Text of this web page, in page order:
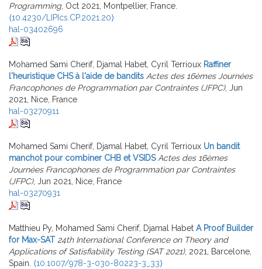
Programming, Oct 2021, Montpellier, France.
⟨10.4230/LIPIcs.CP.2021.20⟩
hal-03402696
Mohamed Sami Cherif, Djamal Habet, Cyril Terrioux Raffiner
l'heuristique CHS à l'aide de bandits Actes des 16èmes Journées
Francophones de Programmation par Contraintes (JFPC), Jun
2021, Nice, France
hal-03270911
Mohamed Sami Cherif, Djamal Habet, Cyril Terrioux Un bandit
manchot pour combiner CHB et VSIDS Actes des 16èmes
Journées Francophones de Programmation par Contraintes
(JFPC), Jun 2021, Nice, France
hal-03270931
Matthieu Py, Mohamed Sami Cherif, Djamal Habet A Proof Builder
for Max-SAT 24th International Conference on Theory and
Applications of Satisfiability Testing (SAT 2021), 2021, Barcelone,
Spain. ⟨10.1007/978-3-030-80223-3_33⟩